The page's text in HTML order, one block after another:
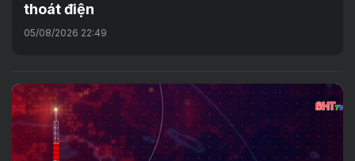
thoát điện
05/08/2026 22:49